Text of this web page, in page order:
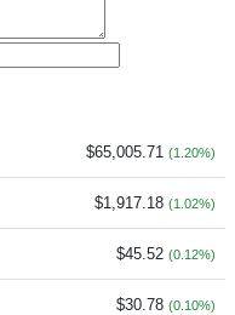
$65,005.71 (1.20%)
$1,917.18 (1.02%)
$45.52 (0.12%)
$30.78 (0.10%)